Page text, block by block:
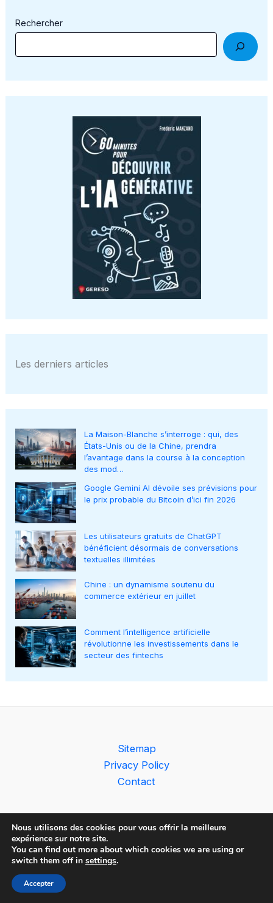
Rechercher
Les derniers articles
La Maison-Blanche s’interroge : qui, des
États-Unis ou de la Chine, prendra
l’avantage dans la course à la conception
des mod…
Google Gemini AI dévoile ses prévisions pour
le prix probable du Bitcoin d’ici fin 2026
Les utilisateurs gratuits de ChatGPT
bénéficient désormais de conversations
textuelles illimitées
Chine : un dynamisme soutenu du
commerce extérieur en juillet
Comment l’intelligence artificielle
révolutionne les investissements dans le
secteur des fintechs
Sitemap
Privacy Policy
Contact
Copyright © 2026 The AI Observer
Nous utilisons des cookies pour vous offrir la meilleure
expérience sur notre site.
You can find out more about which cookies we are using or
switch them off in settings.
Accepter